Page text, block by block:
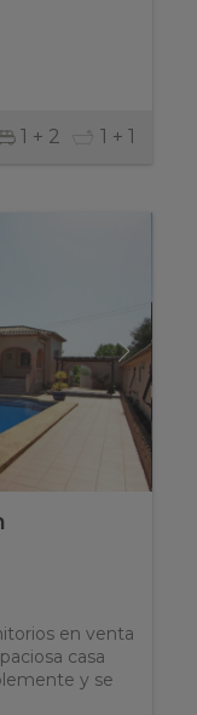
1 + 2 1 + 1
en venta
casa
y se